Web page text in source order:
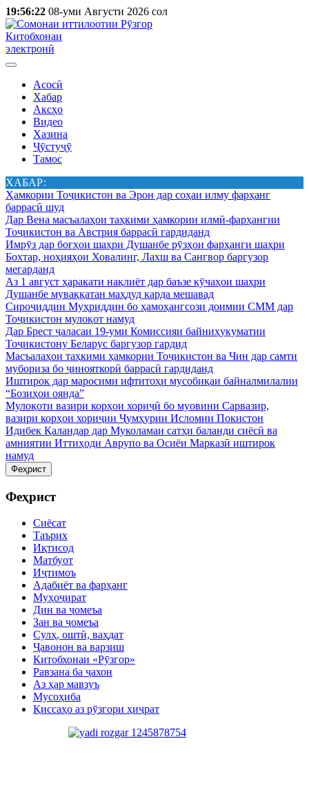
19:56:22 08-уми Августи 2026 сол
Китобхонаи
электронӣ
Асосӣ
Хабар
Аксҳо
Видео
Хазина
Ҷӯстуҷӯ
Тамос
ХАБАР:
Ҳамкории Тоҷикистон ва Эрон дар соҳаи илму фарҳанг
баррасӣ шуд
Дар Вена масъалаҳои таҳкими ҳамкории илмӣ-фарҳангии
Тоҷикистон ва Австрия баррасӣ гардиданд
Имрӯз дар боғҳои шаҳри Душанбе рӯзҳои фарҳанги шаҳри
Бохтар, ноҳияҳои Ховалинг, Лахш ва Сангвор баргузор
мегарданд
Аз 1 август ҳаракати нақлиёт дар баъзе кӯчаҳои шаҳри
Душанбе муваққатан маҳдуд карда мешавад
Сироҷиддин Муҳриддин бо ҳамоҳангсози доимии СММ дар
Тоҷикистон мулоқот намуд
Дар Брест ҷаласаи 19-уми Комиссияи байниҳукуматии
Тоҷикистону Беларус баргузор гардид
Масъалаҳои таҳкими ҳамкории Тоҷикистон ва Чин дар самти
мубориза бо ҷинояткорӣ баррасӣ гардиданд
Иштирок дар маросими ифтитоҳи мусобиқаи байналмилалии
“Бозиҳои оянда”
Мулоқоти вазири корҳои хориҷӣ бо муовини Сарвазир,
вазири корҳои хориҷии Ҷумҳурии Исломии Покистон
Идибек Қаландар дар Муколамаи сатҳи баланди сиёсӣ ва
амниятии Иттиҳоди Аврупо ва Осиёи Марказӣ иштирок
намуд
Феҳрист
Феҳрист
Сиёсат
Таърих
Иқтисод
Матбуот
Иҷтимоъ
Адабиёт ва фарҳанг
Муҳоҷират
Дин ва ҷомеъа
Зан ва ҷомеъа
Сулҳ, оштӣ, ваҳдат
Ҷавонон ва варзиш
Китобхонаи «Рӯзгор»
Равзана ба ҷахон
Аз ҳар мавзуъ
Мусоҳиба
Қиссаҳо аз рӯзгори ҳиҷрат